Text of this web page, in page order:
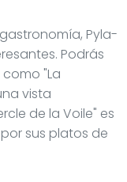
Pyla-
Podrás
"La
vista
de la Voile" es
sus platos de